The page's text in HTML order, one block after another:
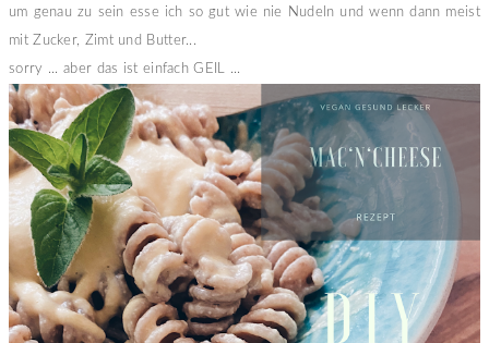
um genau zu sein esse ich so gut wie nie Nudeln und wenn dann meist
mit Zucker, Zimt und Butter...
sorry ... aber das ist einfach GEIL ...